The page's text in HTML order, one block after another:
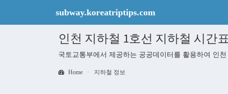
subway.koreatriptips.com
인천 지하철 1호선 지하철 시간
국토교통부에서 제공하는 공공데이터를 활용하여 인
Home 지하철 정보